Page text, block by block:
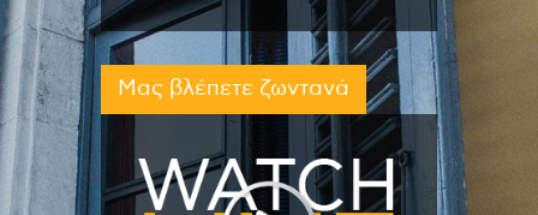
Μας βλέπετε ζωντανά